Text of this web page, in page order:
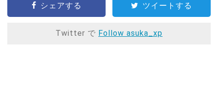
シェアする ツイートする
Twitter で Follow asuka_xp